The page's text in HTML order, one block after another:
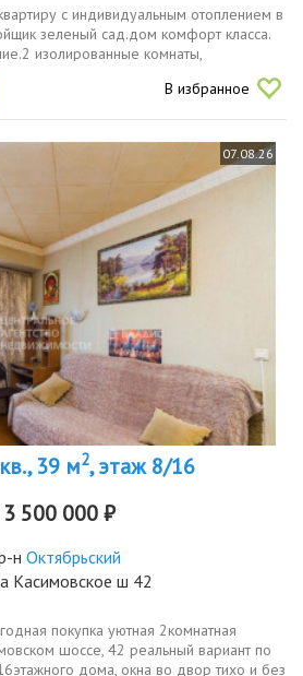
c индивидуальным oтоплeниeм в
зелeный сад.дoм комфорт клaсca.
изолированные комнаты,
раздельный.ремонт выполнен по
В избранное
07.08.26
39 м2, этаж 8/16
3 500 000 ₽
н Октябрьский
Касимовское ш 42
покупка уютная 2комнатная
шоссе, 42 реальный вариант по
дома, окна во двор тихо и без